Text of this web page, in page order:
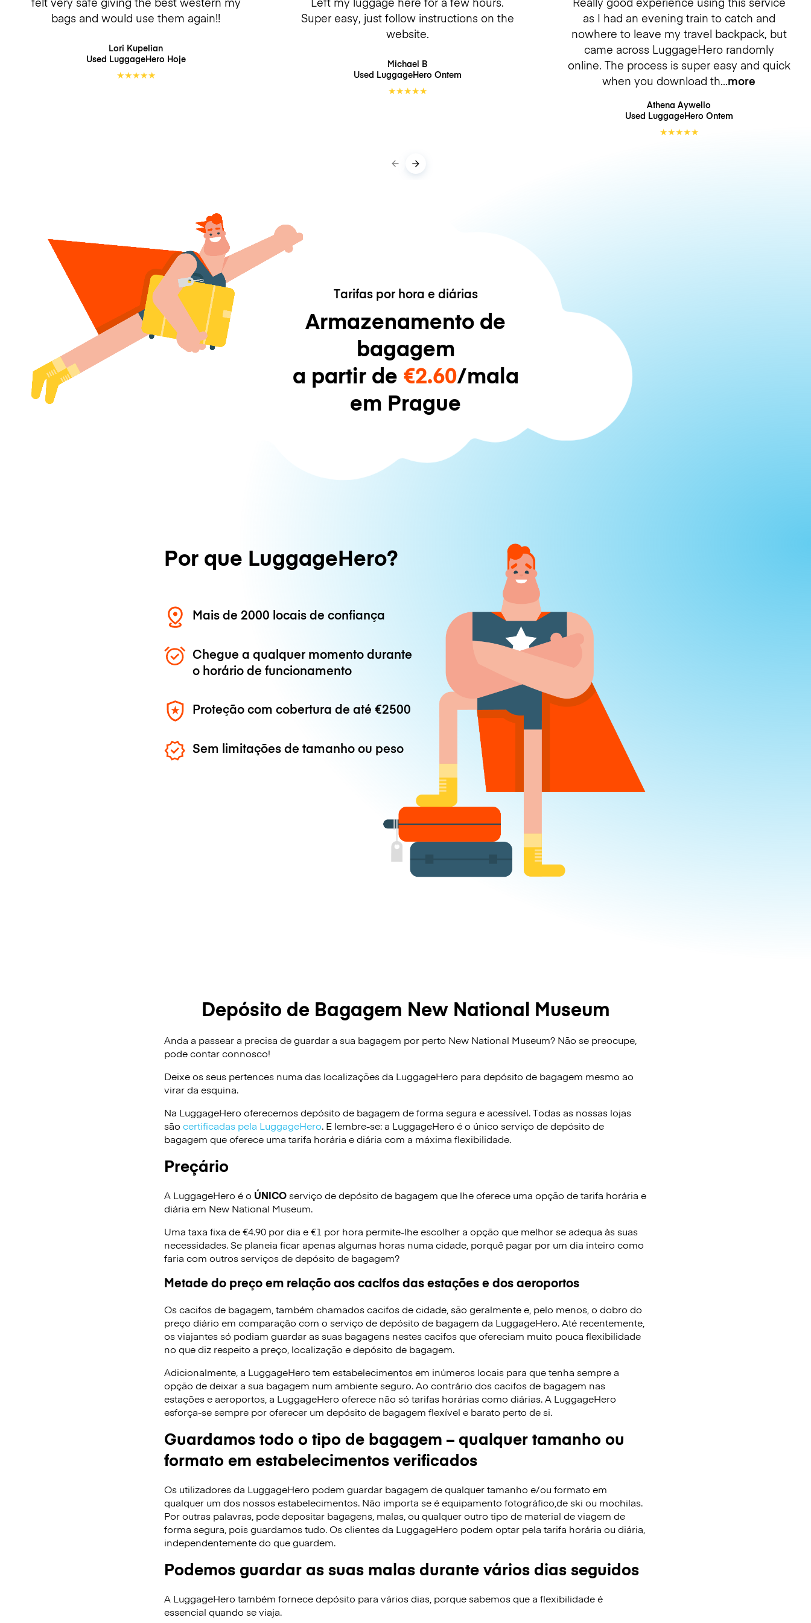
bags and would use them again!!
Lori Kupelian
Used LuggageHero Hoje
★★★★★
Super easy, just follow instructions on the
website.
Michael B
Used LuggageHero Ontem
★★★★★
as I had an evening train to catch and
nowhere to leave my travel backpack, but
came across LuggageHero randomly
online. The process is super easy and quick
when you download th more
Athena Aywello
Used LuggageHero Ontem
★★★★★
Tarifas por hora e diárias
Armazenamento de
bagagem
a partir de €2.60/mala
em Prague
Por que LuggageHero?
Mais de 2000 locais de confiança
Chegue a qualquer momento durante
o horário de funcionamento
Proteção com cobertura de até €2500
Sem limitações de tamanho ou peso
Depósito de Bagagem New National Museum
Anda a passear a precisa de guardar a sua bagagem por perto New National Museum? Não se preocupe,
pode contar connosco!
Deixe os seus pertences numa das localizações da LuggageHero para depósito de bagagem mesmo ao
virar da esquina.
Na LuggageHero oferecemos depósito de bagagem de forma segura e acessível. Todas as nossas lojas
são certificadas pela LuggageHero. E lembre-se: a LuggageHero é o único serviço de depósito de
bagagem que oferece uma tarifa horária e diária com a máxima flexibilidade.
Preçário
A LuggageHero é o ÚNICOserviço de depósito de bagagem que lhe oferece uma opção de tarifa horária e
diária em New National Museum.
Uma taxa fixa de €4.90 por dia e €1 por hora permite-lhe escolher a opção que melhor se adequa às suas
necessidades. Se planeia ficar apenas algumas horas numa cidade, porquê pagar por um dia inteiro como
faria com outros serviços de depósito de bagagem?
Metade do preço em relação aos cacifos das estações e dos aeroportos
Os cacifos de bagagem, também chamados cacifos de cidade, são geralmente e, pelo menos, o dobro do
preço diário em comparação com o serviço de depósito de bagagem da LuggageHero. Até recentemente,
os viajantes só podiam guardar as suas bagagens nestes cacifos que ofereciam muito pouca flexibilidade
no que diz respeito a preço, localização e depósito de bagagem.
Adicionalmente, a LuggageHero tem estabelecimentos em inúmeros locais para que tenha sempre a
opção de deixar a sua bagagem num ambiente seguro. Ao contrário dos cacifos de bagagem nas
estações e aeroportos, a LuggageHero oferece não só tarifas horárias como diárias. A LuggageHero
esforça-se sempre por oferecer um depósito de bagagem flexível e barato perto de si.
Guardamos todo o tipo de bagagem – qualquer tamanho ou
formato em estabelecimentos verificados
Os utilizadores da LuggageHero podem guardar bagagem de qualquer tamanho e/ou formato em
qualquer um dos nossos estabelecimentos. Não importa se é equipamento fotográfico,de ski ou mochilas.
Por outras palavras, pode depositar bagagens, malas, ou qualquer outro tipo de material de viagem de
forma segura, pois guardamos tudo. Os clientes da LuggageHero podem optar pela tarifa horária ou diária,
independentemente do que guardem.
Podemos guardar as suas malas durante vários dias seguidos
A LuggageHero também fornece depósito para vários dias, porque sabemos que a flexibilidade é
essencial quando se viaja.